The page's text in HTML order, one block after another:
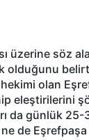
üzerine söz
olduğunu
olan
eleştirilerini
da günlük 25-
de